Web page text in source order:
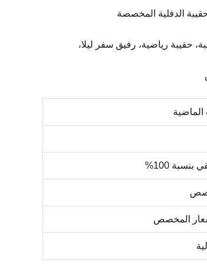
الدفلية المخصصة
حقيبة رياضية، رفيق سفر ليلا،
الماضية
100%
المخصص